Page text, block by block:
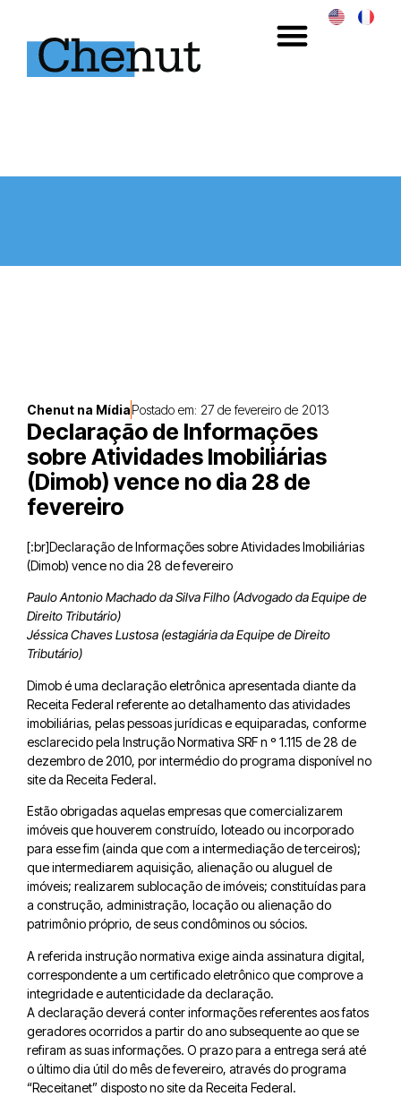
Chenut na MídiaPostado em: 27 de fevereiro de 2013
Declaração de Informações
sobre Atividades Imobiliárias
(Dimob) vence no dia 28 de
fevereiro
[:br]Declaração de Informações sobre Atividades Imobiliárias
(Dimob) vence no dia 28 de fevereiro
Paulo Antonio Machado da Silva Filho (Advogado da Equipe de
Direito Tributário)
Jéssica Chaves Lustosa (estagiária da Equipe de Direito
Tributário)
Dimob é uma declaração eletrônica apresentada diante da
Receita Federal referente ao detalhamento das atividades
imobiliárias, pelas pessoas jurídicas e equiparadas, conforme
esclarecido pela Instrução Normativa SRF n º 1.115 de 28 de
dezembro de 2010, por intermédio do programa disponível no
site da Receita Federal.
Estão obrigadas aquelas empresas que comercializarem
imóveis que houverem construído, loteado ou incorporado
para esse fim (ainda que com a intermediação de terceiros);
que intermediarem aquisição, alienação ou aluguel de
imóveis; realizarem sublocação de imóveis; constituídas para
a construção, administração, locação ou alienação do
patrimônio próprio, de seus condôminos ou sócios.
A referida instrução normativa exige ainda assinatura digital,
correspondente a um certificado eletrônico que comprove a
integridade e autenticidade da declaração.
A declaração deverá conter informações referentes aos fatos
geradores ocorridos a partir do ano subsequente ao que se
refiram as suas informações. O prazo para a entrega será até
o último dia útil do mês de fevereiro, através do programa
“Receitanet” disposto no site da Receita Federal.